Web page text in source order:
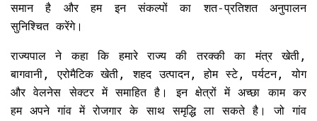
समान है और हम इन संकल्पों का शत-प्रतिशत अनुपालन
सुनिश्चित करेंगे।
राज्यपाल ने कहा कि हमारे राज्य की तरक्की का मंत्र खेती,
बागवानी, एरोमैटिक खेती, शहद उत्पादन, होम स्टे, पर्यटन, योग
और वेलनेस सेक्टर में समाहित है। इन क्षेत्रों में अच्छा काम कर
हम अपने गांव में रोजगार के साथ समृद्धि ला सकते है। जो गांव